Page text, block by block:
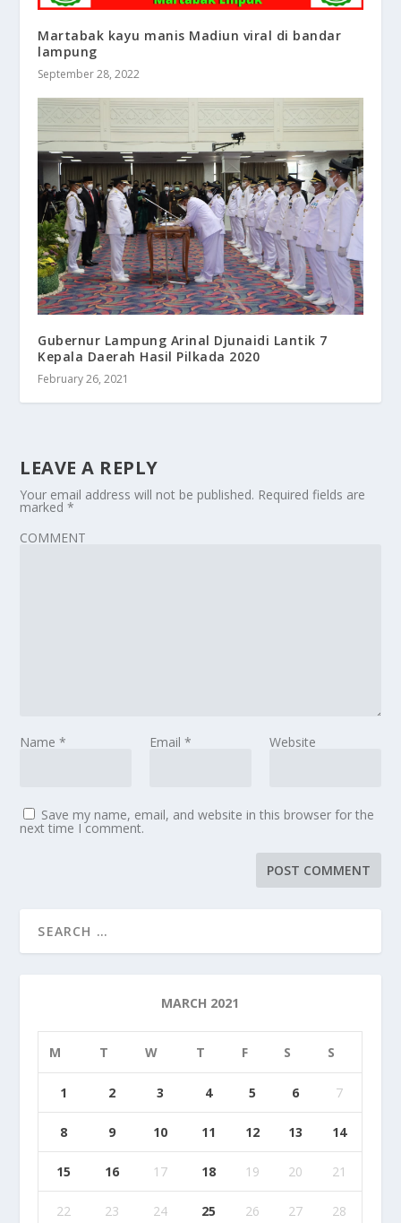
Martabak kayu manis Madiun viral di bandar
lampung
September 28, 2022
Gubernur Lampung Arinal Djunaidi Lantik 7
Kepala Daerah Hasil Pilkada 2020
February 26, 2021
LEAVE A REPLY
Your email address will not be published. Required fields are
marked*
COMMENT
Name* Email * Website
Save my name, email, and website in this browser for the
next time I comment.
MARCH 2021
M T W T F S S
1 2 3 4 5 6 7
8 9 10 11 12 13 14
15 16 17 18 19 20 21
22 23 24 25 26 27 28